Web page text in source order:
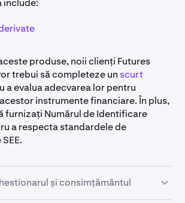
include:
produse, noii clienți Futures
trebui să completeze un scurt
a evalua adecvarea lor pentru
instrumente financiare. În plus,
furnizați Numărul de Identificare
a respecta standardele de
și consimțământul